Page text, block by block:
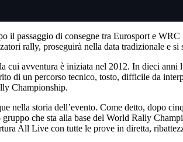
passaggio di consegne tra Eurosport e
rally, proseguirà nella data tradizionale e
avventura è iniziata nel 2012. In dieci anni
di un percorso tecnico, tosto, difficile da
Championship.
nella storia dell’evento. Come detto, dopo
che sta alla base del World Rally
All Live con tutte le prove in diretta,